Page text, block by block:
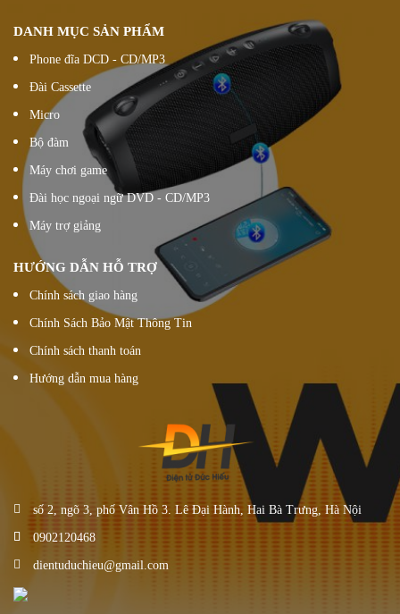
DANH MỤC SẢN PHẨM
Phone đĩa DCD - CD/MP3
Đài Cassette
Micro
Bộ đàm
Máy chơi game
Đài học ngoại ngữ DVD - CD/MP3
Máy trợ giảng
HƯỚNG DẪN HỖ TRỢ
Chính sách giao hàng
Chính Sách Bảo Mật Thông Tin
Chính sách thanh toán
Hướng dẫn mua hàng
số 2, ngõ 3, phố Vân Hồ 3. Lê Đại Hành, Hai Bà Trưng, Hà Nội
0902120468
dientuduchieu@gmail.com